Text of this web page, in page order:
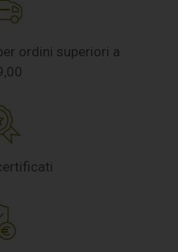
ordini superiori a